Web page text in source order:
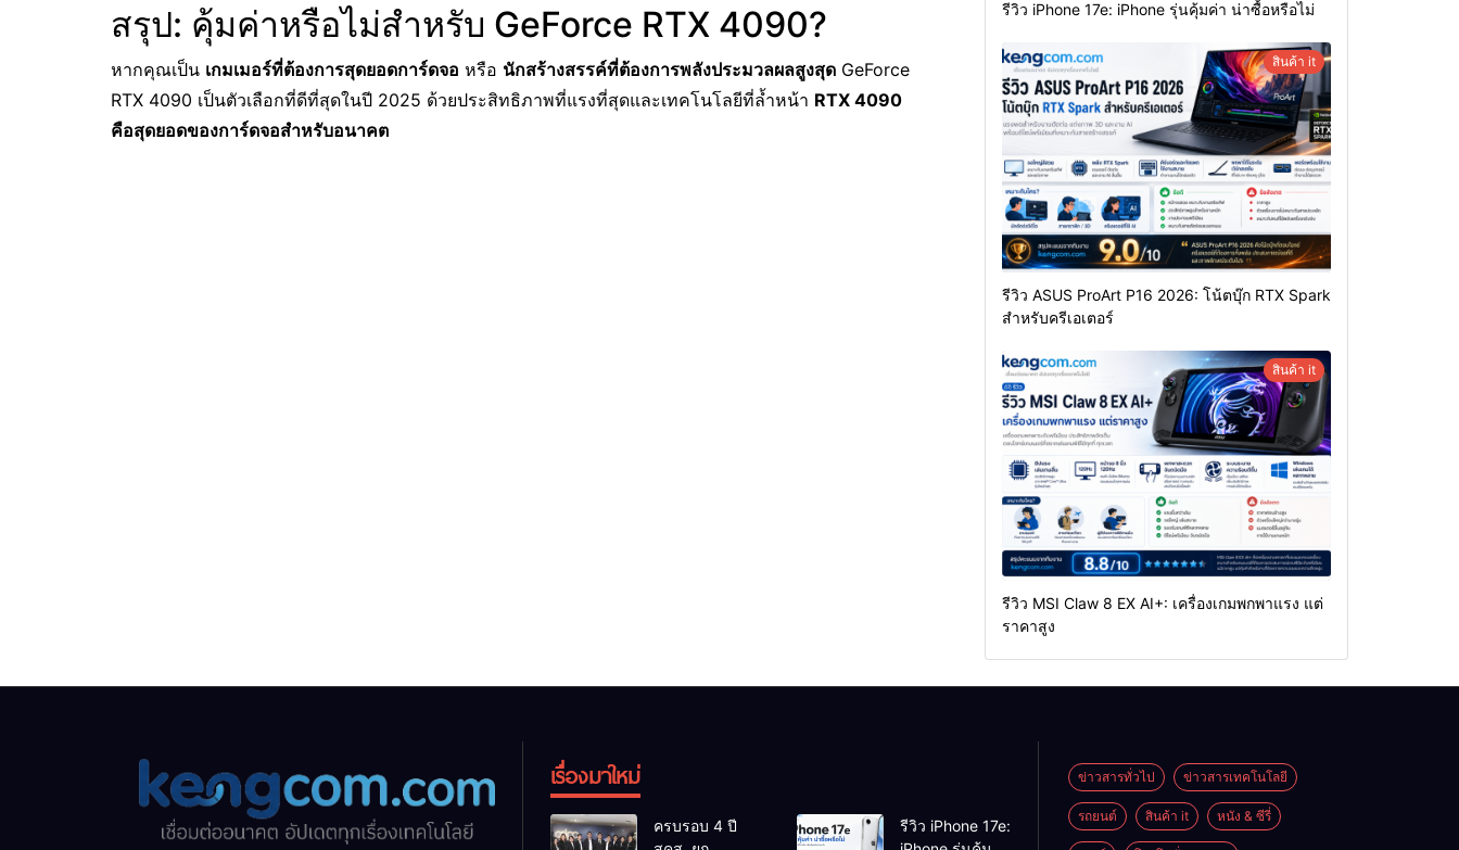
สรุป: คุ้มค่าหรือไม่สำหรับ GeForce RTX 4090?
หากคุณเป็น เกมเมอร์ที่ต้องการสุดยอดการ์ดจอ หรือ นักสร้างสรรค์ที่ต้องการพลังประมวลผลสูงสุด GeForce
RTX 4090 เป็นตัวเลือกที่ดีที่สุดในปี 2025 ด้วยประสิทธิภาพที่แรงที่สุดและเทคโนโลยีที่ล้ำหน้า RTX 4090
คือสุดยอดของการ์ดจอสำหรับอนาคต
รีวิว iPhone 17e: iPhone รุ่นคุ้มค่า น่าซื้อหรือไม่
สินค้า it
รีวิว ASUS ProArt P16 2026: โน้ตบุ๊ก RTX Spark
สำหรับครีเอเตอร์
สินค้า it
รีวิว MSI Claw 8 EX AI+: เครื่องเกมพกพาแรง แต่
ราคาสูง
เรื่องมาใหม่
ครบรอบ 4 ปี
รีวิว iPhone 17e:
ข่าวสารทั่วไป ข่าวสารเทคโนโลยี
รถยนต์ สินค้า it หนัง & ซีรี่